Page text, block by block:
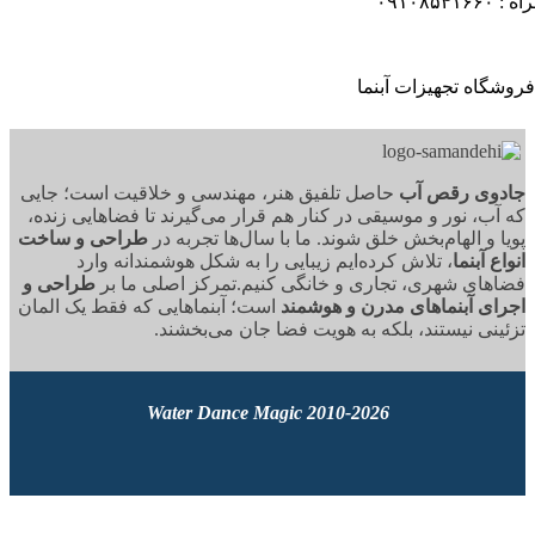
رقص آبحاصل تلفیق هنر، مهندسی و خلاقیت است؛ جایی
نور و موسیقی در کنار هم قرار می‌گیرند تا فضاهایی زنده،
و الهام‌بخش خلق شوند. ما با سال‌ها تجربه درطراحی و ساخت
آبنما ، تلاش کرده‌ایم زیبایی را به شکل هوشمندانه وارد
شهری، تجاری و خانگی کنیم.تمرکز اصلی ما برطراحی و
آبنماهای مدرن و هوشمنداست؛ آبنماهایی که فقط یک المان
نیستند، بلکه به هویت فضا جان می‌بخشند.
2010-2026 Water Dance Magic